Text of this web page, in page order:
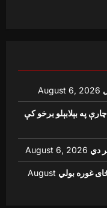
August 6, 2026
په بېلابېلو برخو کې
دي August 6, 2026
غوره بولي August